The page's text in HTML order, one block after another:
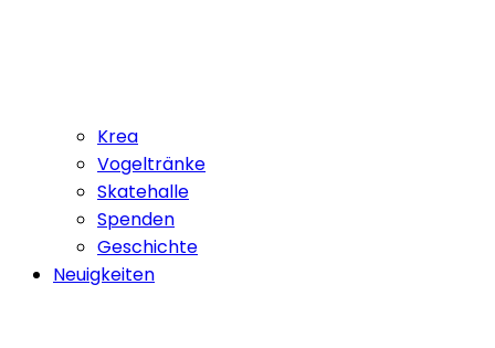
Krea
Vogeltränke
Skatehalle
Spenden
Geschichte
Neuigkeiten